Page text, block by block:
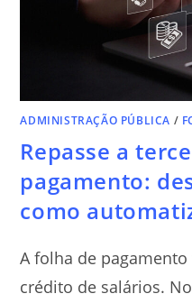
ADMINISTRAÇÃO PÚBLICA /
Repasse a
pagamento:
como
A folha de
crédito de salários.